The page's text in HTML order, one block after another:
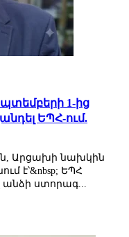
1-ից
ԵՊՀ-ում.
Արցախի նախկին
է՝&nbsp; ԵՊՀ
ստորագ...